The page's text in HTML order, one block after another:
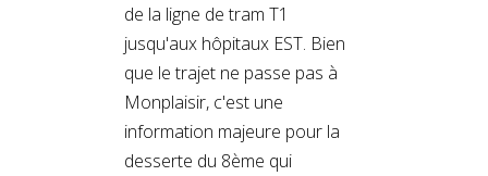
de la ligne de tram T1
jusqu'aux hôpitaux EST. Bien
que le trajet ne passe pas à
Monplaisir, c'est une
information majeure pour la
desserte du 8ème qui